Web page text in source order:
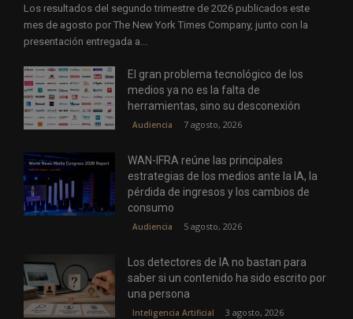
Los resultados del segundo trimestre de 2026 publicados este
mes de agosto por The New York Times Company, junto con la
presentación entregada a...
El gran problema tecnológico de los
medios ya no es la falta de
herramientas, sino su desconexión
Audiencia 7 agosto, 2026
WAN-IFRA reúne las principales
estrategias de los medios ante la IA, la
pérdida de ingresos y los cambios de
consumo
Audiencia 5 agosto, 2026
Los detectores de IA no bastan para
saber si un contenido ha sido escrito por
una persona
Inteligencia Artificial 3 agosto, 2026